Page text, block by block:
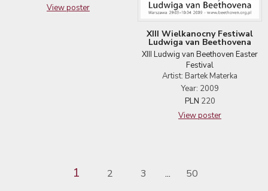
View poster
XIII Wielkanocny Festiwal
Ludwiga van Beethovena
XIII Ludwig van Beethoven Easter
Festival
Artist: Bartek Materka
Year: 2009
PLN 220
View poster
1 2 3 ... 50